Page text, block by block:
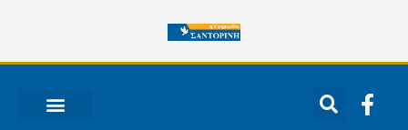
περιεχόμενο
F
a